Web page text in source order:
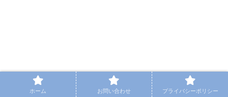
ホーム お問い合わせ プライバシーポリシー